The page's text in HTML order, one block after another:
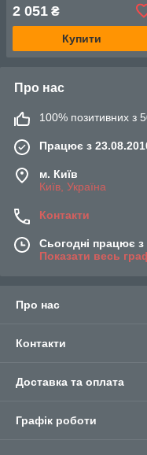
2 051 ₴
Купити
Про нас
100% позитивних з
Працює з
м. Київ
Київ, Україна
Контакти
Сьогодні працює
Показати весь
Про нас
Контакти
Доставка та оплата
Графік роботи